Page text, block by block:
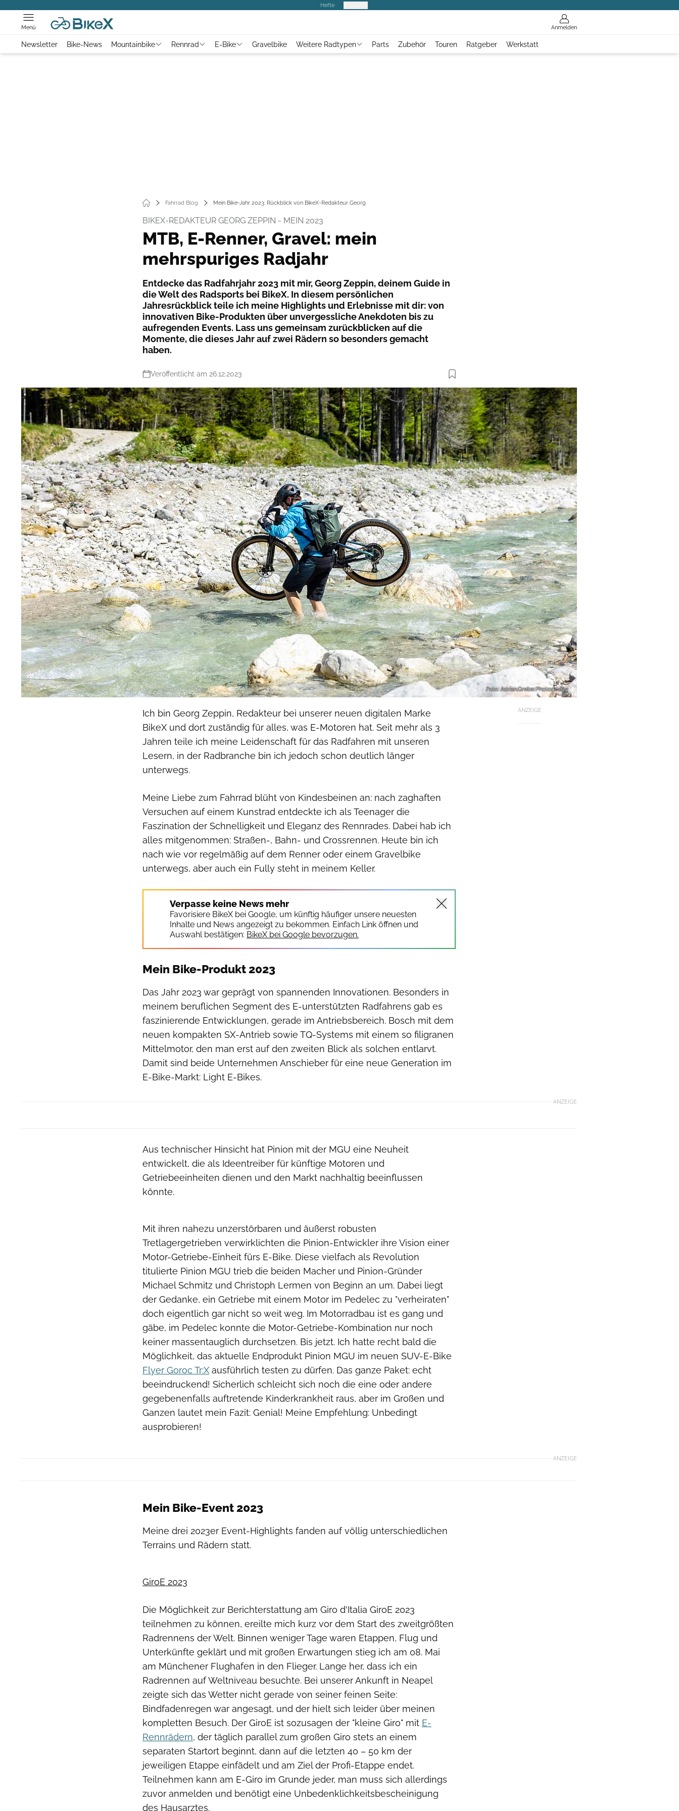
Hefte
Anmelden
Menü
Newsletter Bike-News Mountainbike Rennrad E-Bike Gravelbike Weitere Radtypen Parts Zubehör Touren Ratgeber Werkstatt
Fahrrad Blog Mein Bike-Jahr 2023: Rückblick von BikeX-Redakteur Georg
BIKEX-REDAKTEUR GEORG ZEPPIN - MEIN 2023
MTB, E-Renner, Gravel: mein
mehrspuriges Radjahr
Entdecke das Radfahrjahr 2023 mit mir, Georg Zeppin, deinem Guide in
die Welt des Radsports bei BikeX. In diesem persönlichen
Jahresrückblick teile ich meine Highlights und Erlebnisse mit dir: von
innovativen Bike-Produkten über unvergessliche Anekdoten bis zu
aufregenden Events. Lass uns gemeinsam zurückblicken auf die
Momente, die dieses Jahr auf zwei Rädern so besonders gemacht
haben.
Veröffentlicht am 26.12.2023
Foto: Adrian.Greiter.Photodesign
ANZEIGE
Ich bin Georg Zeppin, Redakteur bei unserer neuen digitalen Marke
BikeX und dort zuständig für alles, was E-Motoren hat. Seit mehr als 3
Jahren teile ich meine Leidenschaft für das Radfahren mit unseren
Lesern, in der Radbranche bin ich jedoch schon deutlich länger
unterwegs.
Meine Liebe zum Fahrrad blüht von Kindesbeinen an: nach zaghaften
Versuchen auf einem Kunstrad entdeckte ich als Teenager die
Faszination der Schnelligkeit und Eleganz des Rennrades. Dabei hab ich
alles mitgenommen: Straßen-, Bahn- und Crossrennen. Heute bin ich
nach wie vor regelmäßig auf dem Renner oder einem Gravelbike
unterwegs, aber auch ein Fully steht in meinem Keller.
Verpasse keine News mehr
Favorisiere BikeX bei Google, um künftig häufiger unsere neuesten
Inhalte und News angezeigt zu bekommen. Einfach Link öffnen und
Auswahl bestätigen: BikeX bei Google bevorzugen.
Mein Bike-Produkt 2023
Das Jahr 2023 war geprägt von spannenden Innovationen. Besonders in
meinem beruflichen Segment des E-unterstützten Radfahrens gab es
faszinierende Entwicklungen, gerade im Antriebsbereich. Bosch mit dem
neuen kompakten SX-Antrieb sowie TQ-Systems mit einem so filigranen
Mittelmotor, den man erst auf den zweiten Blick als solchen entlarvt.
Damit sind beide Unternehmen Anschieber für eine neue Generation im
E-Bike-Markt: Light E-Bikes.
ANZEIGE
Aus technischer Hinsicht hat Pinion mit der MGU eine Neuheit
entwickelt, die als Ideentreiber für künftige Motoren und
Getriebeeinheiten dienen und den Markt nachhaltig beeinflussen
könnte.
Mit ihren nahezu unzerstörbaren und äußerst robusten
Tretlagergetrieben verwirklichten die Pinion-Entwickler ihre Vision einer
Motor-Getriebe-Einheit fürs E-Bike. Diese vielfach als Revolution
titulierte Pinion MGU trieb die beiden Macher und Pinion-Gründer
Michael Schmitz und Christoph Lermen von Beginn an um. Dabei liegt
der Gedanke, ein Getriebe mit einem Motor im Pedelec zu "verheiraten"
doch eigentlich gar nicht so weit weg. Im Motorradbau ist es gang und
gäbe, im Pedelec konnte die Motor-Getriebe-Kombination nur noch
keiner massentauglich durchsetzen. Bis jetzt. Ich hatte recht bald die
Möglichkeit, das aktuelle Endprodukt Pinion MGU im neuen SUV-E-Bike
Flyer Goroc Tr:X ausführlich testen zu dürfen. Das ganze Paket: echt
beeindruckend! Sicherlich schleicht sich noch die eine oder andere
gegebenenfalls auftretende Kinderkrankheit raus, aber im Großen und
Ganzen lautet mein Fazit: Genial! Meine Empfehlung: Unbedingt
ausprobieren!
ANZEIGE
Mein Bike-Event 2023
Meine drei 2023er Event-Highlights fanden auf völlig unterschiedlichen
Terrains und Rädern statt.
GiroE 2023
Die Möglichkeit zur Berichterstattung am Giro d'Italia GiroE 2023
teilnehmen zu können, ereilte mich kurz vor dem Start des zweitgrößten
Radrennens der Welt. Binnen weniger Tage waren Etappen, Flug und
Unterkünfte geklärt und mit großen Erwartungen stieg ich am 08. Mai
am Münchener Flughafen in den Flieger. Lange her, dass ich ein
Radrennen auf Weltniveau besuchte. Bei unserer Ankunft in Neapel
zeigte sich das Wetter nicht gerade von seiner feinen Seite:
Bindfadenregen war angesagt, und der hielt sich leider über meinen
kompletten Besuch. Der GiroE ist sozusagen der "kleine Giro" mit E-
Rennrädern, der täglich parallel zum großen Giro stets an einem
separaten Startort beginnt, dann auf die letzten 40 – 50 km der
jeweiligen Etappe einfädelt und am Ziel der Profi-Etappe endet.
Teilnehmen kann am E-Giro im Grunde jeder, man muss sich allerdings
zuvor anmelden und benötigt eine Unbedenklichkeitsbescheinigung
des Hausarztes.